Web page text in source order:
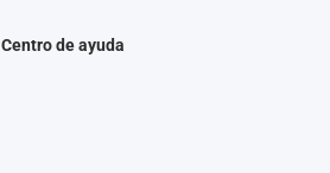
Centro de ayuda